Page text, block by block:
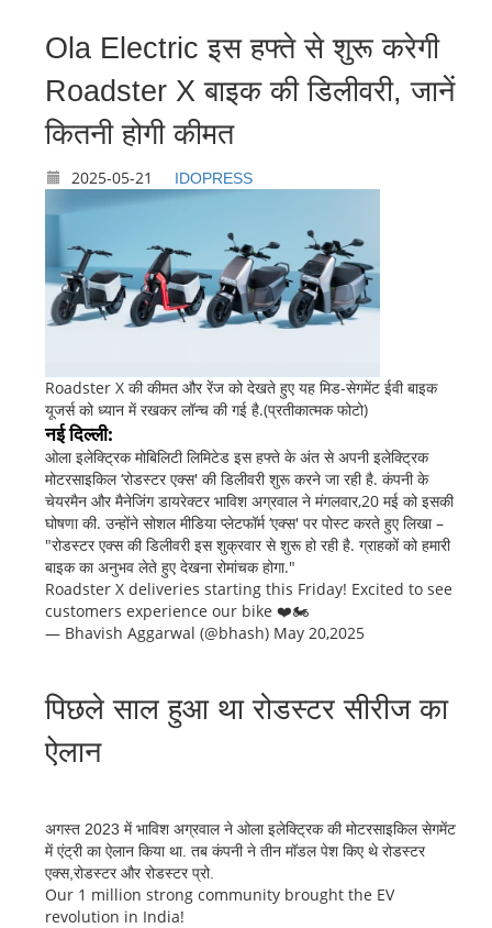
FYNOR Global Token Launch
Conference Officially Announced
Global Circulation Ecosystem
Enters a New Stage
05-21
Ola Electric इस हफ्ते से शुरू करेगी
Roadster X बाइक की डिलीवरी, जानें
कितनी होगी कीमत
2025-05-21 IDOPRESS
Roadster X की कीमत और रेंज को देखते हुए यह मिड-सेगमेंट ईवी बाइक
यूजर्स को ध्यान में रखकर लॉन्च की गई है.(प्रतीकात्मक फोटो)
नई दिल्ली:
ओला इलेक्ट्रिक मोबिलिटी लिमिटेड इस हफ्ते के अंत से अपनी इलेक्ट्रिक
मोटरसाइकिल ‘रोडस्टर एक्स' की डिलीवरी शुरू करने जा रही है. कंपनी के
चेयरमैन और मैनेजिंग डायरेक्टर भाविश अग्रवाल ने मंगलवार,20 मई को इसकी
घोषणा की. उन्होंने सोशल मीडिया प्लेटफॉर्म ‘एक्स' पर पोस्ट करते हुए लिखा –
"रोडस्टर एक्स की डिलीवरी इस शुक्रवार से शुरू हो रही है. ग्राहकों को हमारी
बाइक का अनुभव लेते हुए देखना रोमांचक होगा."
Roadster X deliveries starting this Friday! Excited to see
customers experience our bike ❤️🏍️
— Bhavish Aggarwal (@bhash) May 20,2025
पिछले साल हुआ था रोडस्टर सीरीज का
ऐलान
अगस्त 2023 में भाविश अग्रवाल ने ओला इलेक्ट्रिक की मोटरसाइकिल सेगमेंट
में एंट्री का ऐलान किया था. तब कंपनी ने तीन मॉडल पेश किए थे रोडस्टर
एक्स,रोडस्टर और रोडस्टर प्रो.
Our 1 million strong community brought the EV
revolution in India!